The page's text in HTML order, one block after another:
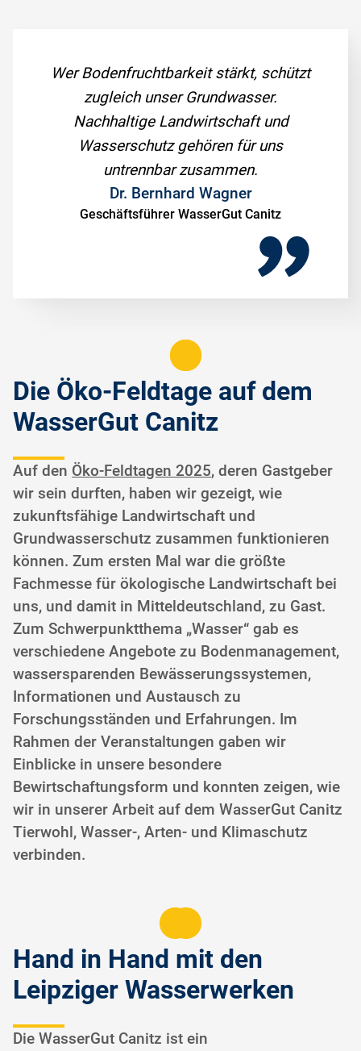
Wer Bodenfruchtbarkeit stärkt, schützt
zugleich unser Grundwasser.
Nachhaltige Landwirtschaft und
Wasserschutz gehören für uns
untrennbar zusammen.
Dr. Bernhard Wagner
Geschäftsführer WasserGut Canitz
Die Öko-Feldtage auf dem
WasserGut Canitz
Auf den Öko-Feldtagen 2025, deren Gastgeber
wir sein durften, haben wir gezeigt, wie
zukunftsfähige Landwirtschaft und
Grundwasserschutz zusammen funktionieren
können. Zum ersten Mal war die größte
Fachmesse für ökologische Landwirtschaft bei
uns, und damit in Mitteldeutschland, zu Gast.
Zum Schwerpunktthema „Wasser“ gab es
verschiedene Angebote zu Bodenmanagement,
wassersparenden Bewässerungssystemen,
Informationen und Austausch zu
Forschungsständen und Erfahrungen. Im
Rahmen der Veranstaltungen gaben wir
Einblicke in unsere besondere
Bewirtschaftungsform und konnten zeigen, wie
wir in unserer Arbeit auf dem WasserGut Canitz
Tierwohl, Wasser-, Arten- und Klimaschutz
verbinden.
Hand in Hand mit den
Leipziger Wasserwerken
Die WasserGut Canitz ist ein